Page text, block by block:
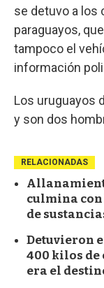
se detuvo a los
paraguayos,
tampoco el
información
Los uruguayos
y son dos
RELACIONADAS
culmina con
de
Detuvieron
400 kilos de
era el